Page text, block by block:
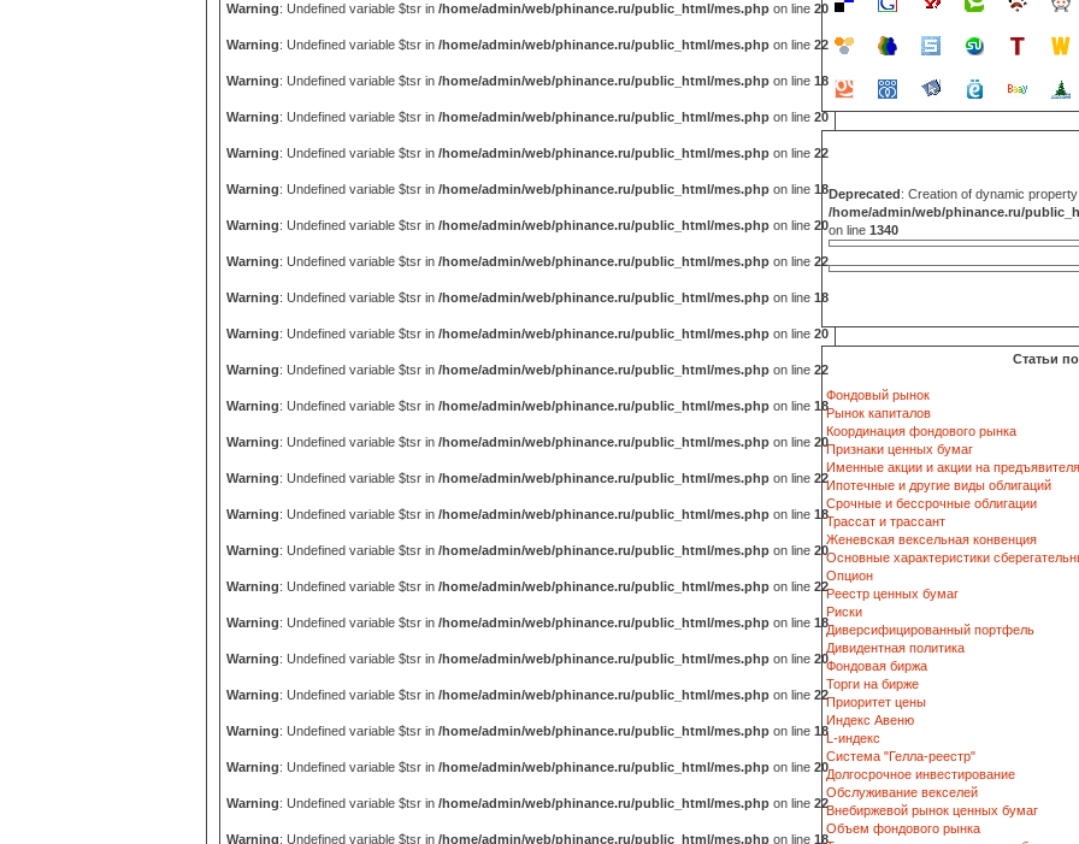
Warning: Undefined variable $tsr in /home/admin/web/phinance.ru/public_html/mes.php on line 20
Warning: Undefined variable $tsr in /home/admin/web/phinance.ru/public_html/mes.php on line 22
Warning: Undefined variable $tsr in /home/admin/web/phinance.ru/public_html/mes.php on line 18
Warning: Undefined variable $tsr in /home/admin/web/phinance.ru/public_html/mes.php on line 20
Warning: Undefined variable $tsr in /home/admin/web/phinance.ru/public_html/mes.php on line 22
Warning: Undefined variable $tsr in /home/admin/web/phinance.ru/public_html/mes.php on line 18
Warning: Undefined variable $tsr in /home/admin/web/phinance.ru/public_html/mes.php on line 20
Warning: Undefined variable $tsr in /home/admin/web/phinance.ru/public_html/mes.php on line 22
Warning: Undefined variable $tsr in /home/admin/web/phinance.ru/public_html/mes.php on line 18
Warning: Undefined variable $tsr in /home/admin/web/phinance.ru/public_html/mes.php on line 20
Warning: Undefined variable $tsr in /home/admin/web/phinance.ru/public_html/mes.php on line 22
Warning: Undefined variable $tsr in /home/admin/web/phinance.ru/public_html/mes.php on line 18
Warning: Undefined variable $tsr in /home/admin/web/phinance.ru/public_html/mes.php on line 20
Warning: Undefined variable $tsr in /home/admin/web/phinance.ru/public_html/mes.php on line 22
Warning: Undefined variable $tsr in /home/admin/web/phinance.ru/public_html/mes.php on line 18
Warning: Undefined variable $tsr in /home/admin/web/phinance.ru/public_html/mes.php on line 20
Warning: Undefined variable $tsr in /home/admin/web/phinance.ru/public_html/mes.php on line 22
Warning: Undefined variable $tsr in /home/admin/web/phinance.ru/public_html/mes.php on line 18
Warning: Undefined variable $tsr in /home/admin/web/phinance.ru/public_html/mes.php on line 20
Warning: Undefined variable $tsr in /home/admin/web/phinance.ru/public_html/mes.php on line 22
Warning: Undefined variable $tsr in /home/admin/web/phinance.ru/public_html/mes.php on line 18
Warning: Undefined variable $tsr in /home/admin/web/phinance.ru/public_html/mes.php on line 20
Warning: Undefined variable $tsr in /home/admin/web/phinance.ru/public_html/mes.php on line 22
Warning: Undefined variable $tsr in /home/admin/web/phinance.ru/public_html/mes.php on line 18
Deprecated: Creation of dynamic
/home/admin/web/phinance.ru/
on line 1340
Статьи
Фондовый рынок
Рынок капиталов
Координация фондового рынка
Признаки ценных бумаг
Именные акции и акции на предъявителя
Ипотечные и другие виды облигаций
Срочные и бессрочные облигации
Трассат и трассант
Женевская вексельная конвенция
Основные характеристики
Опцион
Реестр ценных бумаг
Риски
Диверсифицированный портфель
Дивидентная политика
Фондовая биржа
Торги на бирже
Приоритет цены
Индекс Авеню
L-индекс
Система "Гелла-реестр"
Долгосрочное инвестирование
Обслуживание векселей
Внебиржевой рынок ценных бумаг
Объем фондового рынка